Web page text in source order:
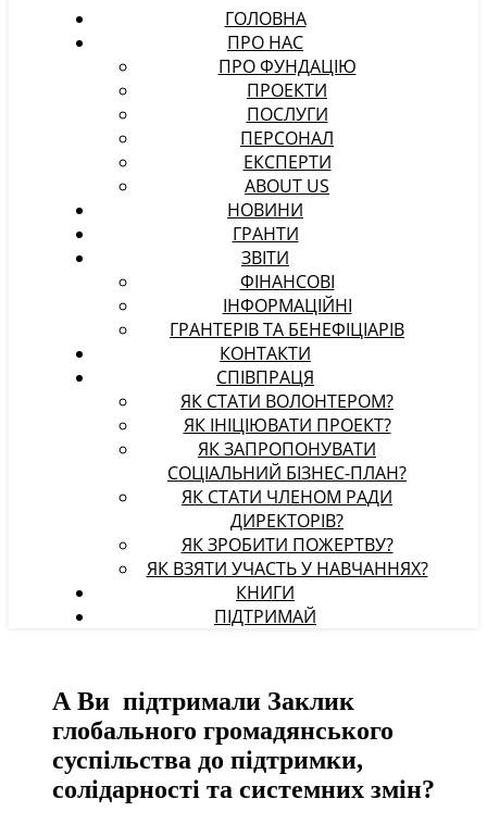
ГОЛОВНА
ПРО НАС
ПРО ФУНДАЦІЮ
ПРОЕКТИ
ПОСЛУГИ
ПЕРСОНАЛ
ЕКСПЕРТИ
ABOUT US
НОВИНИ
ГРАНТИ
ЗВІТИ
ФІНАНСОВІ
ІНФОРМАЦІЙНІ
ГРАНТЕРІВ ТА БЕНЕФІЦІАРІВ
КОНТАКТИ
СПІВПРАЦЯ
ЯК СТАТИ ВОЛОНТЕРОМ?
ЯК ІНІЦІЮВАТИ ПРОЕКТ?
ЯК ЗАПРОПОНУВАТИ
СОЦІАЛЬНИЙ БІЗНЕС-ПЛАН?
ЯК СТАТИ ЧЛЕНОМ РАДИ
ДИРЕКТОРІВ?
ЯК ЗРОБИТИ ПОЖЕРТВУ?
ЯК ВЗЯТИ УЧАСТЬ У НАВЧАННЯХ?
КНИГИ
ПІДТРИМАЙ
А Ви підтримали Заклик
глобального громадянського
суспільства до підтримки,
солідарності та системних змін?